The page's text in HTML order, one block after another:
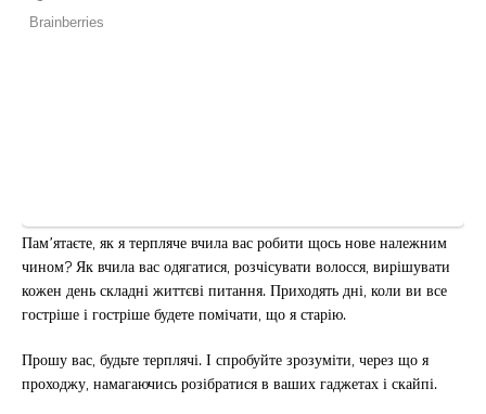
Пам’ятаєте, як я терпляче вчила вас робити щось нове належним
чином? Як вчила вас одягатися, розчісувати волосся, вирішувати
кожен день складні життєві питання. Приходять дні, коли ви все
гостріше і гостріше будете помічати, що я старію.
Прошу вас, будьте терплячі. І спробуйте зрозуміти, через що я
проходжу, намагаючись розібратися в ваших гаджетах і скайпі.